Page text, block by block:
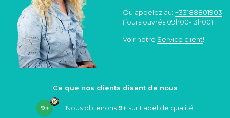
Ou appelez au: +33188801903
(jours ouvrés 09h00-13h00)
Voir notre Service client!
Ce que nos clients disent de nous
9+ Nous obtenons 9+ sur Label de qualité